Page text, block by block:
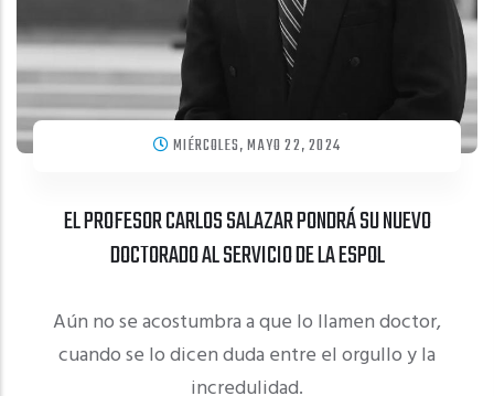
MIÉRCOLES, MAYO 22, 2024
EL PROFESOR CARLOS SALAZAR PONDRÁ SU NUEVO
DOCTORADO AL SERVICIO DE LA ESPOL
Aún no se acostumbra a que lo llamen doctor,
cuando se lo dicen duda entre el orgullo y la
incredulidad.